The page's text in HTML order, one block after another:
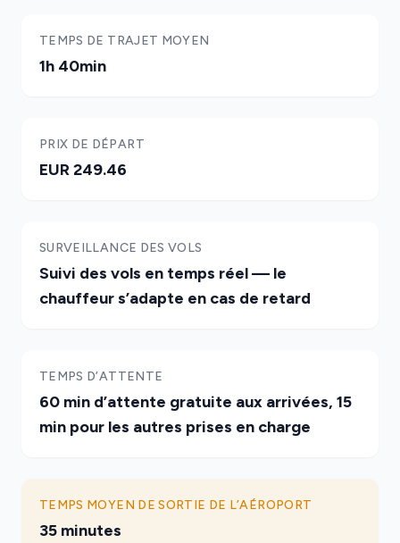
TEMPS DE TRAJET MOYEN
1h 40min
PRIX DE DÉPART
EUR 249.46
SURVEILLANCE DES VOLS
Suivi des vols en temps réel — le
chauffeur s’adapte en cas de retard
TEMPS D’ATTENTE
60 min d’attente gratuite aux arrivées, 15
min pour les autres prises en charge
TEMPS MOYEN DE SORTIE DE L’AÉROPORT
35 minutes